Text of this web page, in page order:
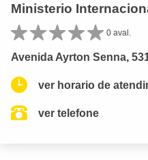
Ministerio
0 aval.
Avenida Ayrton Senna,
ver horario de
ver telefone